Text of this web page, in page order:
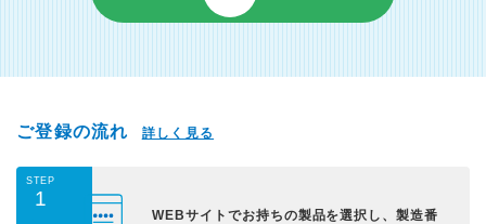
ご登録の流れ 詳しく見る
STEP
1
WEBサイトでお持ちの製品を選択し、製造番